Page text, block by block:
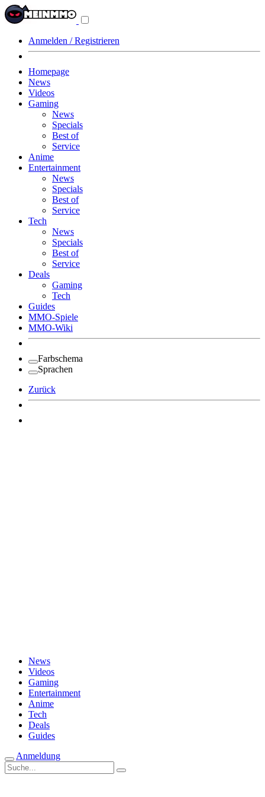
Anmelden / Registrieren
Homepage
News
Videos
Gaming
News
Specials
Best of
Service
Anime
Entertainment
News
Specials
Best of
Service
Tech
News
Specials
Best of
Service
Deals
Gaming
Tech
Guides
MMO-Spiele
MMO-Wiki
Farbschema
Sprachen
Zurück
News
Videos
Gaming
Entertainment
Anime
Tech
Deals
Guides
Anmeldung
Suche
nach: